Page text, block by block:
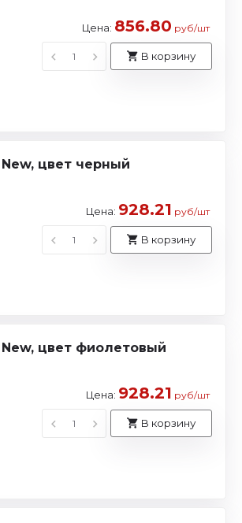
Цена: 856.80 руб/шт
В корзину
цвет черный
Цена: 928.21 руб/шт
В корзину
цвет фиолетовый
Цена: 928.21 руб/шт
В корзину